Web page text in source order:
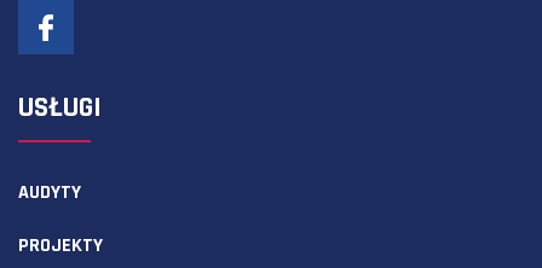
USŁUGI
AUDYTY
PROJEKTY